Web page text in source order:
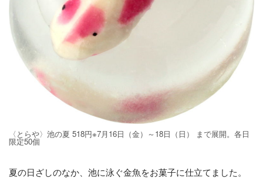
〈とらや〉池の夏 518円※7月16日（金）～18日（日） まで展開。各日
限定50個
夏の日ざしのなか、池に泳ぐ金魚をお菓子に仕立てました。